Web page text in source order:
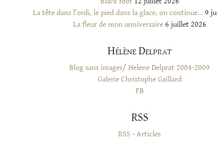
La tête dans l’ordi, le pied dans la glace, on continue… 9
La fleur de mon anniversaire 6 juillet 2026
Hélène Delprat
Blog sans images/ Helene Delprat 2004-2009
Galerie Christophe Gaillard
FB
RSS
RSS - Articles